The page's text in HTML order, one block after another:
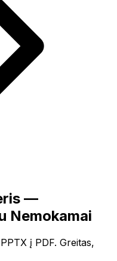
—
Nemokamai
į PDF. Greitas,